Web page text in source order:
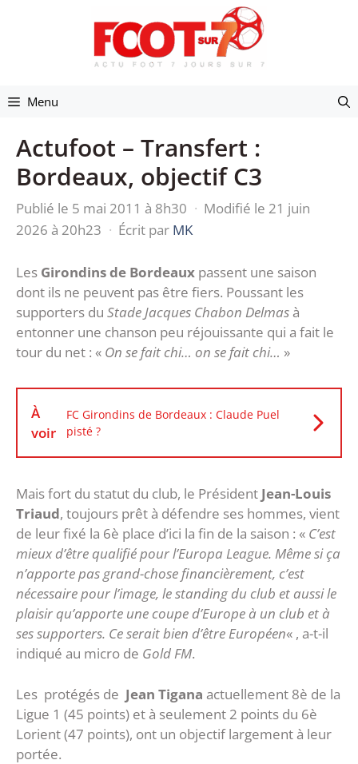
Menu
Actufoot – Transfert :
Bordeaux, objectif C3
Publié le 5 mai 2011 à 8h30 · Modifié le 21 juin
2026 à 20h23 · Écrit par MK
Les Girondins de Bordeaux passent une saison
dont ils ne peuvent pas être fiers. Poussant les
supporters du Stade Jacques Chabon Delmasà
entonner une chanson peu réjouissante qui a fait le
tour du net : « On se fait chi… on se fait chi… »
À
voir
FC Girondins de Bordeaux : Claude Puel
pisté ?
Mais fort du statut du club, le Président Jean-Louis
Triaud, toujours prêt à défendre ses hommes, vient
de leur fixé la 6è place d’ici la fin de la saison : « C’est
mieux d’être qualifié pour l’Europa League. Même si ça
n’apporte pas grand-chose financièrement, c’est
nécessaire pour l’image, le standing du club et aussi le
plaisir qu’apporte une coupe d’Europe à un club et à
ses supporters. Ce serait bien d’être Européen« , a-t-il
indiqué au micro de Gold FM.
Les protégés de Jean Tigana actuellement 8è de la
Ligue 1 (45 points) et à seulement 2 points du 6è
Lorient (47 points), ont un objectif largement à leur
portée.